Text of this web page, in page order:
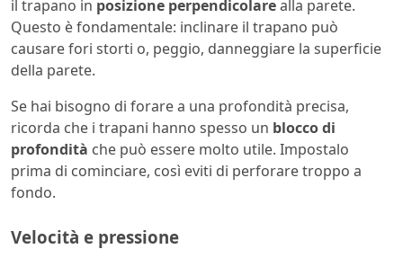
il trapano in posizione perpendicolarealla parete.
Questo è fondamentale: inclinare il trapano può
causare fori storti o, peggio, danneggiare la superficie
della parete.
Se hai bisogno di forare a una profondità precisa,
ricorda che i trapani hanno spesso un blocco di
profondità che può essere molto utile. Impostalo
prima di cominciare, così eviti di perforare troppo a
fondo.
Velocità e pressione